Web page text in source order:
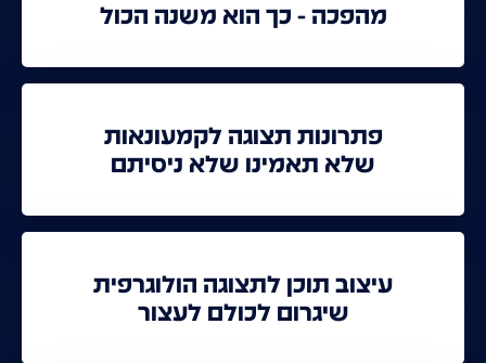
מהפכה - כך הוא משנה הכול
פתרונות תצוגה לקמעונאות
שלא תאמינו שלא ניסיתם
עיצוב תוכן לתצוגה הולוגרפית
שיגרום לכולם לעצור